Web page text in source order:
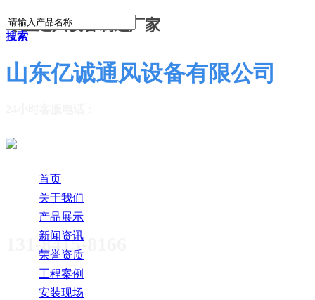
专业通风设备制造厂家
山东亿诚通风设备有限公司
131-8415-8166
搜索
首页
关于我们
产品展示
新闻资讯
荣誉资质
工程案例
安装现场